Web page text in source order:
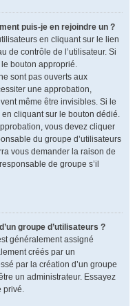
puis-je en rejoindre un ?
en cliquant sur le lien
de contrôle de l’utilisateur. Si
bouton approprié.
sont pas ouverts aux
une approbation,
même être invisibles. Si le
cliquant sur le bouton dédié.
vous devez cliquer
du groupe d’utilisateurs
vous demander la raison de
de groupe s’il
groupe d’utilisateurs ?
généralement assigné
créés par un
par la création d’un groupe
un administrateur. Essayez
privé.